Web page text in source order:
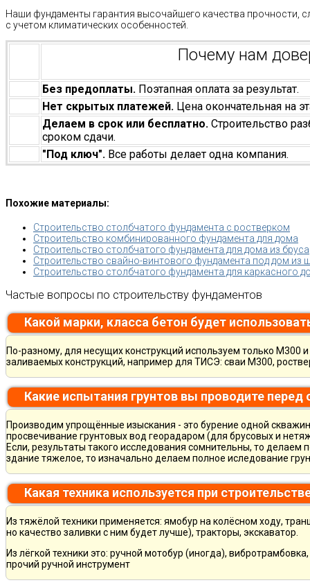
Наши фундаменты гарантия высочайшего качества прочности,
с учетом климатических особенностей.
Почему нам
Без предоплаты. Поэтапная оплата за результат.
Нет скрытых платежей. Цена окончательная на
Делаем в срок или бесплатно. Строительство
сроком сдачи.
"Под ключ". Все работы делает одна компания.
Похожие материалы:
Строительство столбчатого фундамента с ростверком
Строительство комбинированного фундамента для дома
Строительство столбчатого фундамента для дома из бруса
Строительство свайно-винтового фундамента под дом из
Строительство столбчатого фундамента для каркасного
Частые вопросы по строительству фундаментов
Какой марки, класса бетон будет
По-разному, для несущих конструкций используем только М300
заливаемых конструкций, например для ТИСЭ: сваи М300,
Какие испытания грунтов вы проводите перед
Производим упрощённые изыскания - это бурение одной
просвечивание грунтовых вод георадаром (для брусовых и
Если, результаты такого исследования сомнительны, то
здание тяжелое, то изначально делаем полное иследование
Какая техника используется при
Из тяжёлой техники применяется: ямобур на колёсном ходу,
но качество заливки с ним будет лучше), тракторы, экскаватор.
Из лёгкой техники это: ручной мотобур (иногда),
прочий ручной инструмент